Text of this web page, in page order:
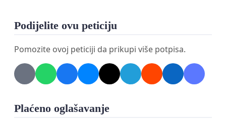
Podijelite ovu peticiju
Pomozite ovoj peticiji da prikupi više potpisa.
Plaćeno oglašavanje